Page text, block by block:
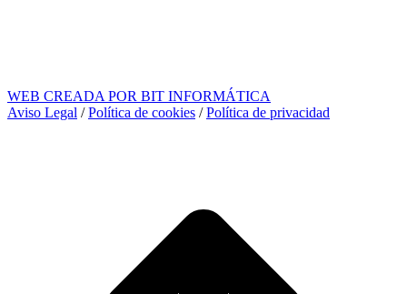
WEB CREADA POR BIT INFORMÁTICA
Aviso Legal /Política de cookies /Política de privacidad